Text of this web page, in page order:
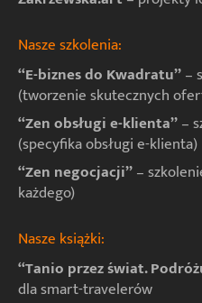
Nasze szkolenia:
“E-biznes do Kwadratu”–
(tworzenie skutecznych
“Zen obsługi e-klienta”–
(specyfika obsługi e-klienta)
“Zen negocjacji”–
każdego)
Nasze książki:
“Tanio przez świat.
dla smart-travelerów